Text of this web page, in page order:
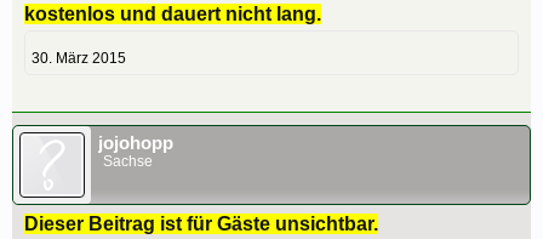
kostenlos und dauert nicht lang.
30. März 2015
jojohopp
Sachse
Dieser Beitrag ist für Gäste unsichtbar.